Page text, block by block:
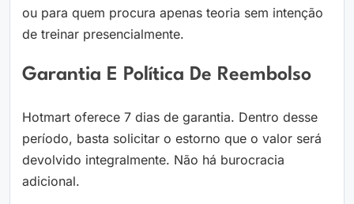
ou para quem procura apenas teoria sem intenção
de treinar presencialmente.
Garantia E Política De Reembolso
Hotmart oferece 7 dias de garantia. Dentro desse
período, basta solicitar o estorno que o valor será
devolvido integralmente. Não há burocracia
adicional.